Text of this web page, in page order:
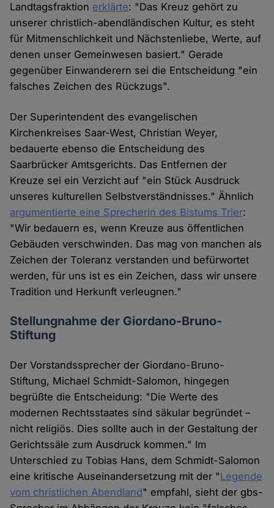
Landtagsfraktion erklärte: "Das Kreuz gehört zu
unserer christlich-abendländischen Kultur, es steht
für Mitmenschlichkeit und Nächstenliebe, Werte, auf
denen unser Gemeinwesen basiert." Gerade
gegenüber Einwanderern sei die Entscheidung "ein
falsches Zeichen des Rückzugs".
Der Superintendent des evangelischen
Kirchenkreises Saar-West, Christian Weyer,
bedauerte ebenso die Entscheidung des
Saarbrücker Amtsgerichts. Das Entfernen der
Kreuze sei ein Verzicht auf "ein Stück Ausdruck
unseres kulturellen Selbstverständnisses." Ähnlich
argumentierte eine Sprecherin des Bistums Trier:
"Wir bedauern es, wenn Kreuze aus öffentlichen
Gebäuden verschwinden. Das mag von manchen als
Zeichen der Toleranz verstanden und befürwortet
werden, für uns ist es ein Zeichen, dass wir unsere
Tradition und Herkunft verleugnen."
Stellungnahme der Giordano-Bruno-
Stiftung
Der Vorstandssprecher der Giordano-Bruno-
Stiftung, Michael Schmidt-Salomon, hingegen
begrüßte die Entscheidung: "Die Werte des
modernen Rechtsstaates sind säkular begründet –
nicht religiös. Dies sollte auch in der Gestaltung der
Gerichtssäle zum Ausdruck kommen." Im
Unterschied zu Tobias Hans, dem Schmidt-Salomon
eine kritische Auseinandersetzung mit der "Legende
vom christlichen Abendland" empfahl, sieht der gbs-